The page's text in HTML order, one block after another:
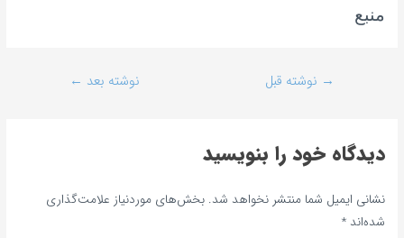
منبع
→ نوشته قبل نوشته بعد ←
دیدگاه‌ خود را بنویسید
نشانی ایمیل شما منتشر نخواهد شد. بخش‌های موردنیاز علامت‌گذاری
شده‌اند*